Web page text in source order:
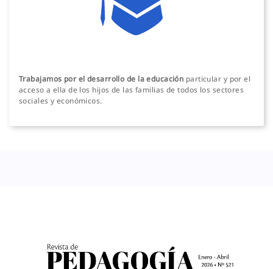
Trabajamos por el desarrollo de la educación particular y por el
acceso a ella de los hijos de las familias de todos los sectores
sociales y económicos.